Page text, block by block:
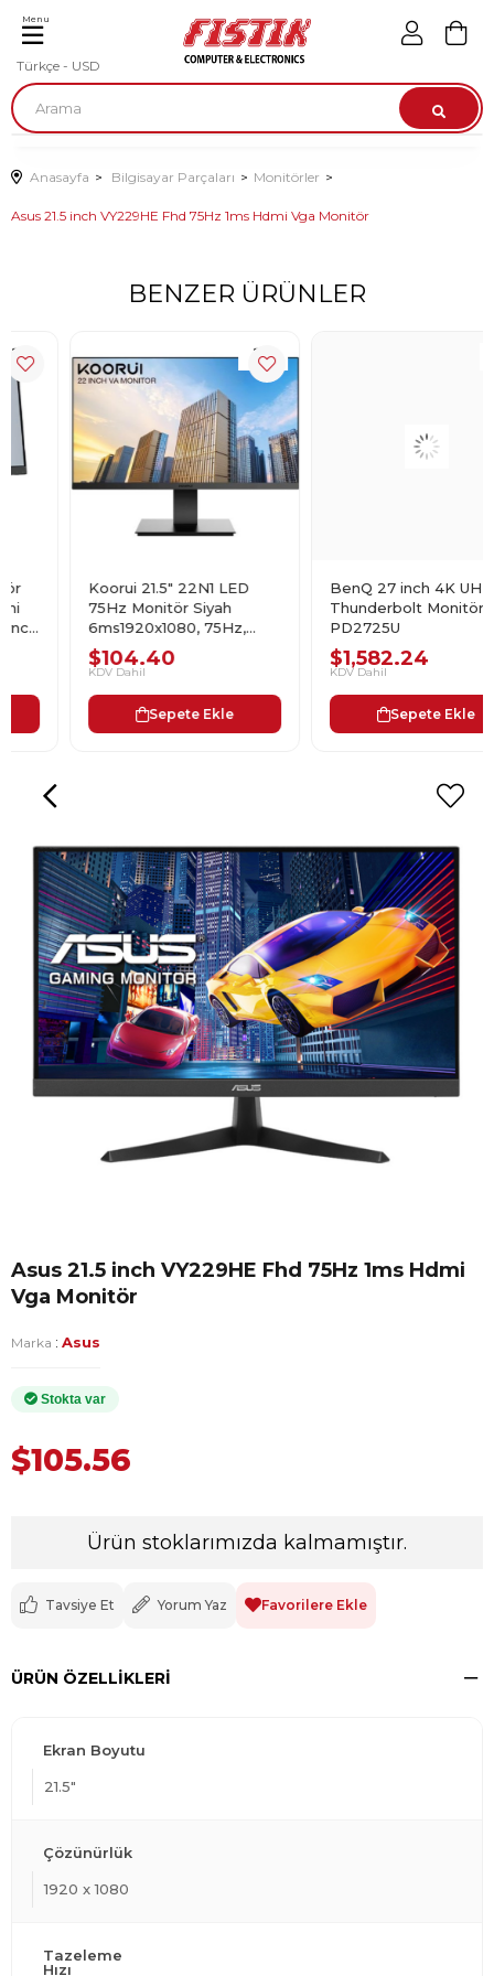
Türkçe - USD
Menu
Anasayfa Bilgisayar Parçaları Monitörler
Asus 21.5 inch VY229HE Fhd 75Hz 1ms Hdmi Vga Monitör
BENZER ÜRÜNLER
Koorui 21.5" 22N1 LED
75Hz Monitör Siyah
6ms1920x1080, 75Hz,
VGA, HDMI, Vesa
$104.40
KDV Dahil
Sepete Ekle
BenQ 27 inch 4K UHD
Thunderbolt Monitör
PD2725U
$1,582.24
KDV Dahil
Sepete Ekle
Asus 21.5 inch VY229HE Fhd 75Hz 1ms Hdmi
Vga Monitör
Marka : Asus
$105.56
Ürün stoklarımızda kalmamıştır.
Tavsiye Et Yorum Yaz Favorilere Ekle
ÜRÜN ÖZELLIKLERI
Ekran Boyutu
21.5"
Çözünürlük
1920 x 1080
Tazeleme
Hızı